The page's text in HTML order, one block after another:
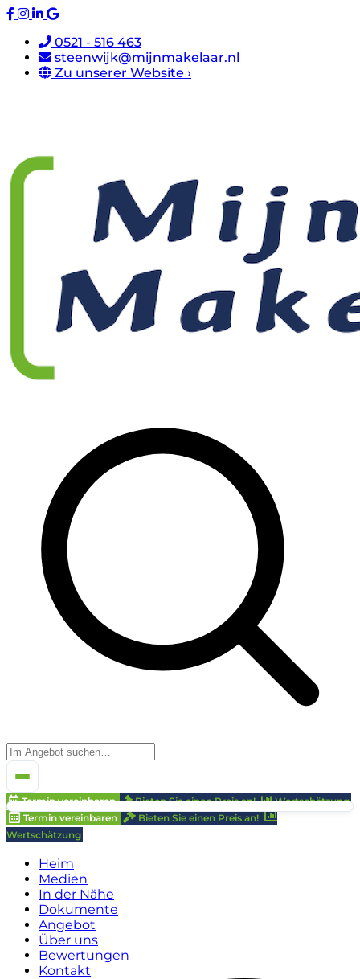
0521 - 516 463
steenwijk@mijnmakelaar.nl
Zu unserer Website ›
Termin vereinbaren Bieten Sie einen Preis an!
Wertschätzung
Termin vereinbaren
Bieten Sie einen Preis an!
Wertschätzung
Heim
Medien
In der Nähe
Dokumente
Angebot
Über uns
Bewertungen
Kontakt